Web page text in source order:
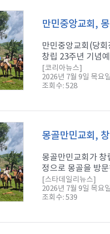
만민중앙교회,
만민중앙교회(당
창립 23주년 기념
[코리아뉴스]
2026년 7월 9일 목요
조회수: 528
몽골만민교회,
몽골만민교회가
정으로 몽골을 방
[스타데일리뉴스]
2026년 7월 9일 목요
조회수: 539